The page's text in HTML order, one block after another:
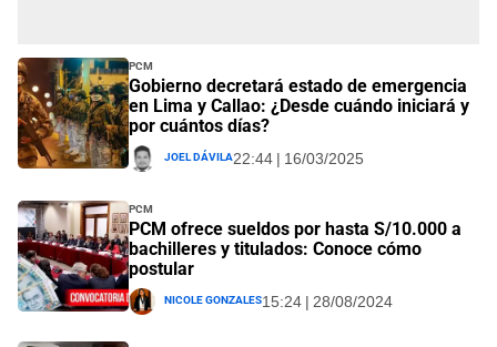
PCM
Gobierno decretará estado de emergencia
en Lima y Callao: ¿Desde cuándo iniciará y
por cuántos días?
Joel Dávila22:44 | 16/03/2025
PCM
PCM ofrece sueldos por hasta S/10.000 a
bachilleres y titulados: Conoce cómo
postular
Nicole Gonzales15:24 | 28/08/2024